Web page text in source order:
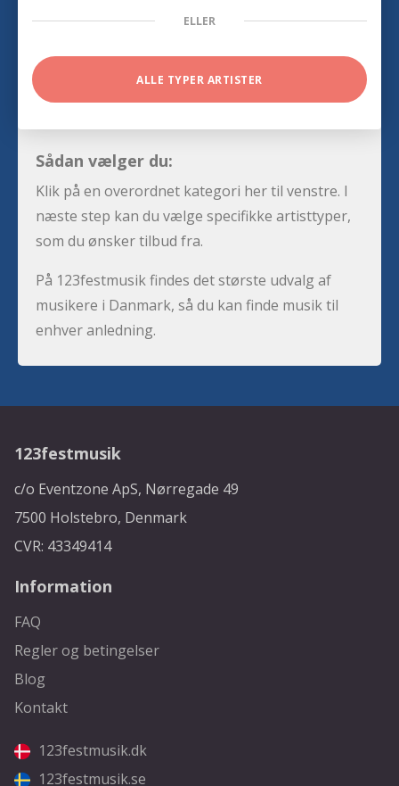
ELLER
ALLE TYPER ARTISTER
Sådan vælger du:
Klik på en overordnet kategori her til venstre. I
næste step kan du vælge specifikke artisttyper,
som du ønsker tilbud fra.
På 123festmusik findes det største udvalg af
musikere i Danmark, så du kan finde musik til
enhver anledning.
123festmusik
c/o Eventzone ApS, Nørregade 49
7500 Holstebro, Denmark
CVR: 43349414
Information
FAQ
Regler og betingelser
Blog
Kontakt
123festmusik.dk
123festmusik.se